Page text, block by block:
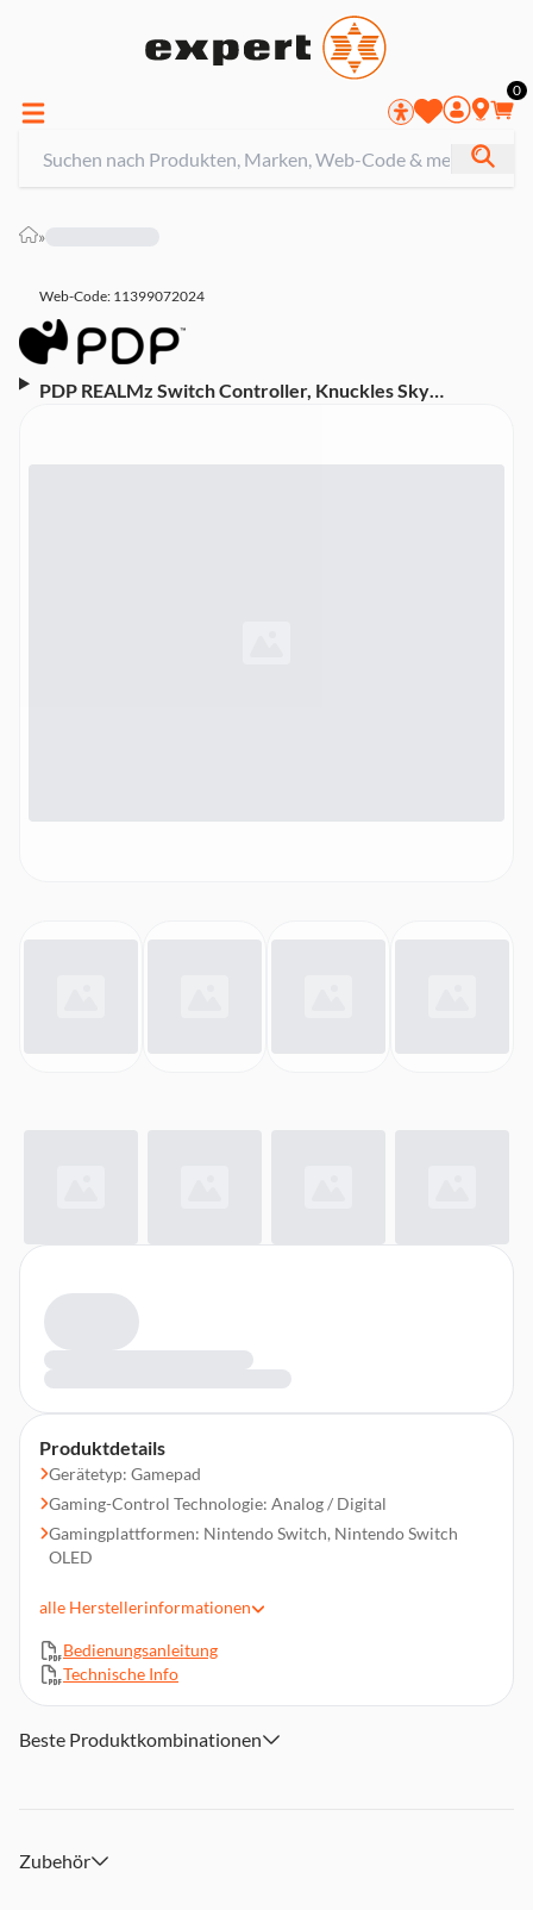
0
»
Web-Code: 11399072024
PDP REALMz Switch Controller, Knuckles Sky
Produktdetails
Gerätetyp: Gamepad
Gaming-Control Technologie: Analog / Digital
Gamingplattformen: Nintendo Switch, Nintendo Switch
OLED
Schaltfläche Teilen
LED-Hintergrundbeleuchtung
USB-Stecker: USB Typ-C
Kabellänge: 2,43 m
alle Herstellerinformationen
Bedienungsanleitung
Technische Info
Beste Produktkombinationen
Zubehör